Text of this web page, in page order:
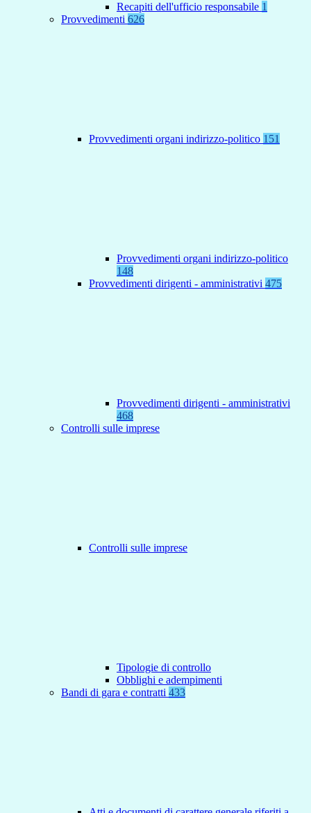
Recapiti dell'ufficio responsabile 1
Provvedimenti 626
Provvedimenti organi indirizzo-politico 151
Provvedimenti organi indirizzo-politico
148
Provvedimenti dirigenti - amministrativi 475
Provvedimenti dirigenti - amministrativi
468
Controlli sulle imprese
Controlli sulle imprese
Tipologie di controllo
Obblighi e adempimenti
Bandi di gara e contratti 433